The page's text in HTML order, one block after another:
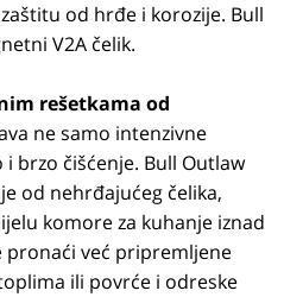
od hrđe i korozije. Bull
V2A čelik.
rešetkama od
ne samo intenzivne
brzo čišćenje. Bull Outlaw
od nehrđajućeg čelika,
komore za kuhanje iznad
pronaći već pripremljene
ili povrće i odreske